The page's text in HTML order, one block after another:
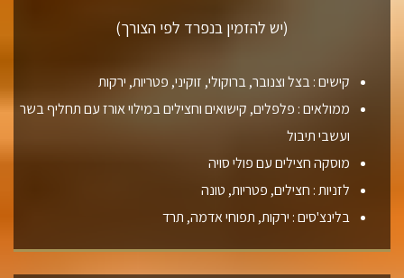
(יש להזמין בנפרד לפי הצורך)
קישים : בצל וצנובר, ברוקולי, זוקיני, פטריות, ירקות
ממולאים : פלפלים, קישואים וחצילים במילוי אורז עם תחליף בשר
ועשבי תיבול
מוסקה חצילים עם פולי סויה
לזניות : חצילים, פטריות, טונה
בלינצ'סים : ירקות, תפוחי אדמה, תרד